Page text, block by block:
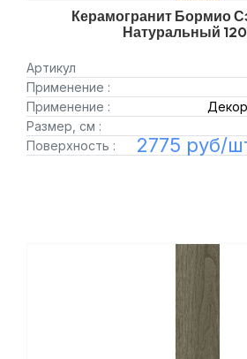
Керамогранит Бормио
Натуральный
Артикул
Применение :
Применение :
Размер, см :
Поверхность :
2775 руб/